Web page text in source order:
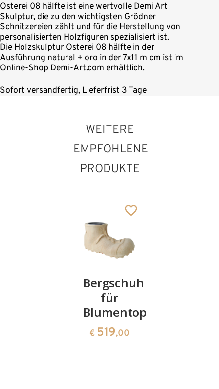
Osterei 08 hälfte ist eine wertvolle Demi Art
Skulptur, die zu den wichtigsten Grödner
Schnitzereien zählt und für die Herstellung von
personalisierten Holzfiguren spezialisiert ist.
Die Holzskulptur Osterei 08 hälfte in der
Ausführung natural + oro in der 7x11 m cm ist im
Online-Shop Demi-Art.com erhältlich.
Sofort versandfertig, Lieferfrist 3 Tage
WEITERE
EMPFOHLENE
PRODUKTE
Bergschuh
für
Blumentopf
€ 519,00